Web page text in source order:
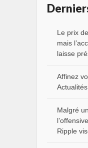
Le prix
mais
laisse
Affinez
Malgré
Ripple